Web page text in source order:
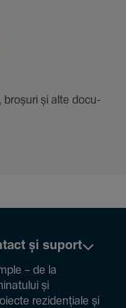
broșuri și alte docu­
și suport
– de la
și
rezi­den­țiale și